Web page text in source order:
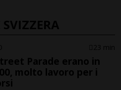
23 min
Parade erano in
molto lavoro per i